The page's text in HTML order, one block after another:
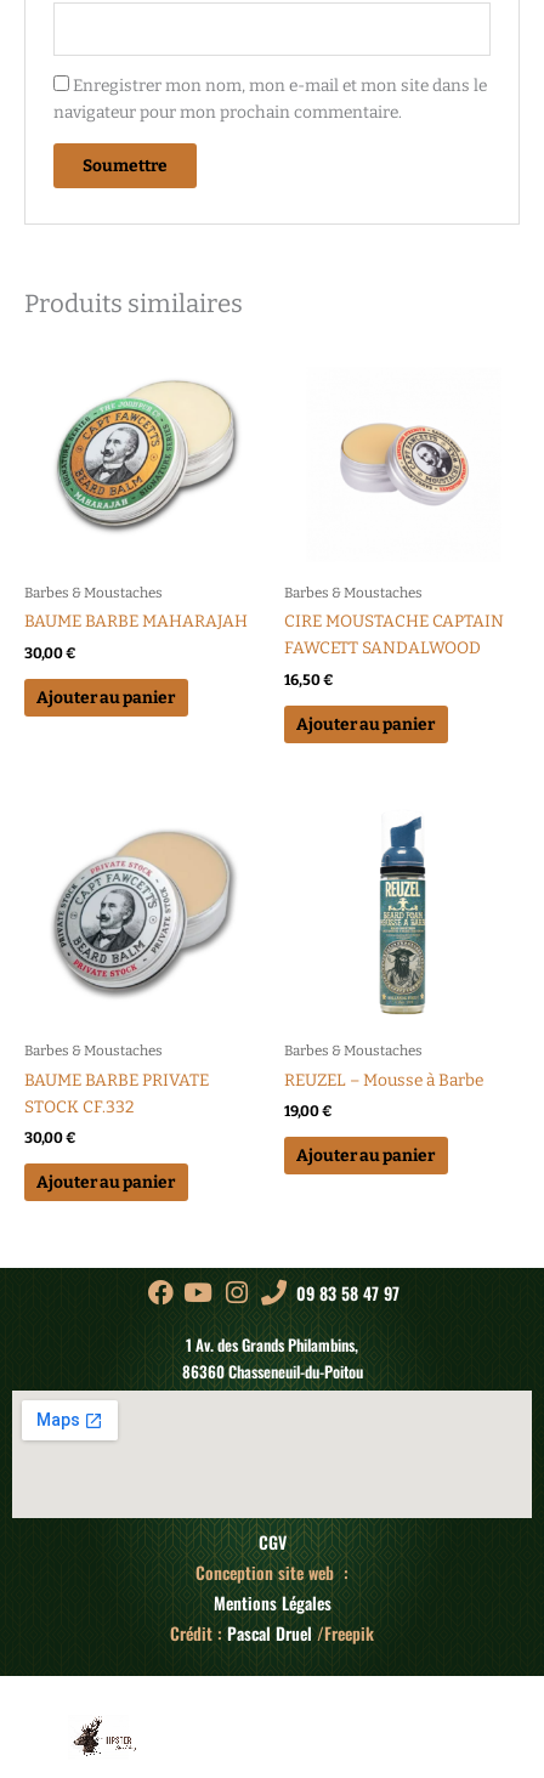
Enregistrer mon nom, mon e-mail et mon site dans le
navigateur pour mon prochain commentaire.
Produits similaires
Barbes & Moustaches
BAUME BARBE MAHARAJAH
30,00€
Ajouter au panier
Barbes & Moustaches
CIRE MOUSTACHE CAPTAIN
FAWCETT SANDALWOOD
16,50€
Ajouter au panier
Barbes & Moustaches
BAUME BARBE PRIVATE
STOCK CF.332
30,00€
Ajouter au panier
Barbes & Moustaches
REUZEL – Mousse à Barbe
19,00€
Ajouter au panier
09 83 58 47 97
1 Av. des Grands Philambins,
86360 Chasseneuil-du-Poitou
CGV
Conception site web :
Mentions Légales
Crédit : Pascal Druel/Freepik